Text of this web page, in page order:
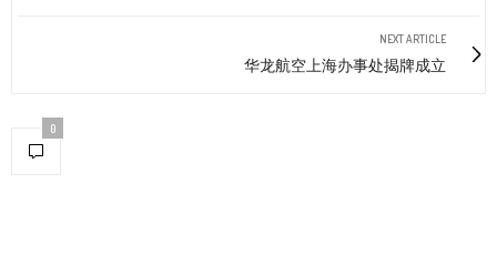
NEXT ARTICLE
华龙航空上海办事处揭牌成立
0